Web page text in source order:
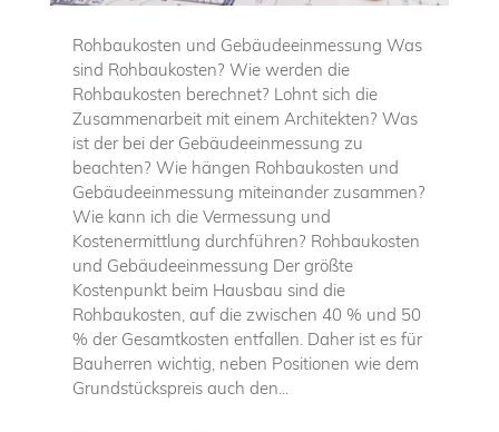
Rohbaukosten und Gebäudeeinmessung Was
sind Rohbaukosten? Wie werden die
Rohbaukosten berechnet? Lohnt sich die
Zusammenarbeit mit einem Architekten? Was
ist der bei der Gebäudeeinmessung zu
beachten? Wie hängen Rohbaukosten und
Gebäudeeinmessung miteinander zusammen?
Wie kann ich die Vermessung und
Kostenermittlung durchführen? Rohbaukosten
und Gebäudeeinmessung Der größte
Kostenpunkt beim Hausbau sind die
Rohbaukosten, auf die zwischen 40 % und 50
% der Gesamtkosten entfallen. Daher ist es für
Bauherren wichtig, neben Positionen wie dem
Grundstückspreis auch den...